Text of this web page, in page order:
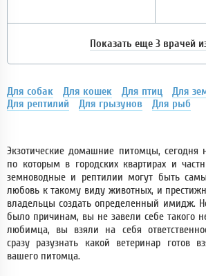
Показать еще 3 врачей
Для собак Для кошек Для птиц
Для
Для рептилий
Для грызунов Для рыб
Экзотические домашние питомцы, сегодня
по которым в городских квартирах и
земноводные и рептилии могут быть
любовь к такому виду животных, и
владельцы создать определенный имидж.
было причинам, вы не завели себе такого
любимца, вы взяли на себя
сразу разузнать какой ветеринар готов
вашего питомца.